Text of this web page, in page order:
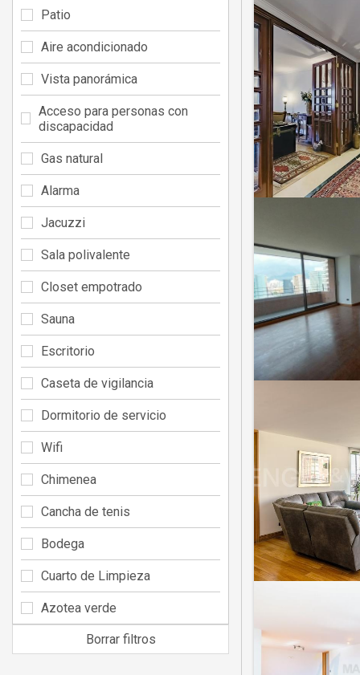
Patio
Aire acondicionado
Vista panorámica
Acceso para personas con
discapacidad
Gas natural
Alarma
Jacuzzi
Sala polivalente
Closet empotrado
Sauna
Escritorio
Caseta de vigilancia
Dormitorio de servicio
Wifi
Chimenea
Cancha de tenis
Bodega
Cuarto de Limpieza
Azotea verde
Borrar filtros